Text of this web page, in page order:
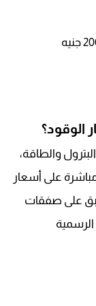
الوقود؟
والطاقة،
على أسعار
على صفقات
الرسمية